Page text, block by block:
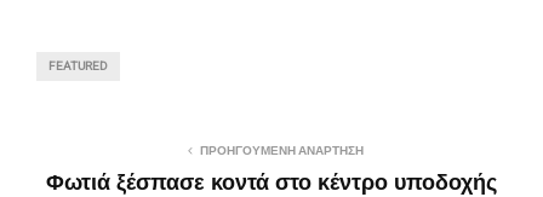
FEATURED
ΠΡΟΗΓΟΎΜΕΝΗ ΑΝΆΡΤΗΣΗ
Φωτιά ξέσπασε κοντά στο κέντρο υποδοχής